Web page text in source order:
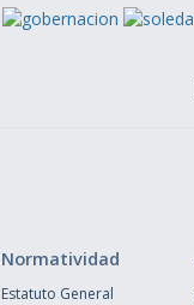
Normatividad
Estatuto General